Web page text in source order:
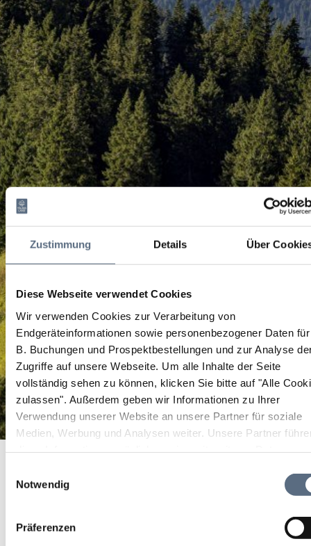
Zustimmung Details Über
Diese Webseite verwendet Cookies
Wir verwenden Cookies zur Verarbeitung von
Endgeräteinformationen sowie personenbezogener Daten
B. Buchungen und Prospektbestellungen und zur Analyse
Zugriffe auf unsere Webseite. Um alle Inhalte der Seite
vollständig sehen zu können, klicken Sie bitte auf "Alle
zulassen". Außerdem geben wir Informationen zu Ihrer
Verwendung unserer Website an unsere Partner für soziale
Medien, Werbung und Analysen weiter. Unsere Partner
Rahmen Ihrer Nutzung der Dienste gesammelt haben.
Notwendig
Präferenzen
Startseite
Verbrechen und Strafe im Herzogtum Baiern
unnd augenscheinlichen